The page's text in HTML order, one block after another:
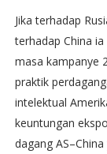
Jika terhadap
terhadap China
masa kampanye
praktik
intelektual
keuntungan
dagang